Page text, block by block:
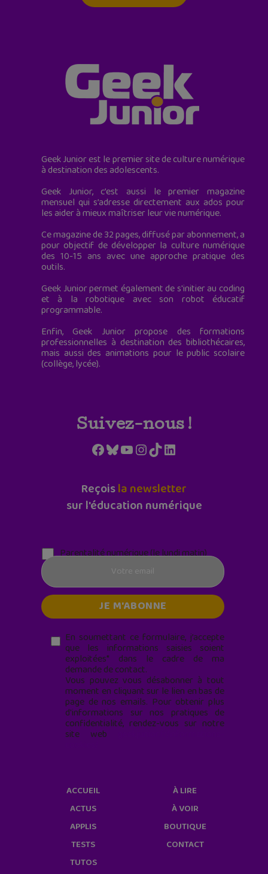
Geek Junior est le premier site de culture numérique
à destination des adolescents.
Geek Junior, c’est aussi le premier magazine
mensuel qui s’adresse directement aux ados pour
les aider à mieux maîtriser leur vie numérique.
Ce magazine de 32 pages, diffusé par abonnement, a
pour objectif de développer la culture numérique
des 10-15 ans avec une approche pratique des
outils.
Geek Junior permet également de s'initier au coding
et à la robotique avec son robot éducatif
programmable.
Enfin, Geek Junior propose des formations
professionnelles à destination des bibliothécaires,
mais aussi des animations pour le public scolaire
(collège, lycée).
Suivez-nous !
Facebook
Bluesky
YouTube
Instagram
TikTokLinkedIn
Reçoisla newsletter
sur l'éducation numérique
Parentalité numérique (le lundi matin)
En soumettant ce formulaire, j’accepte
que les informations saisies soient
exploitées* dans le cadre de ma
demande de contact.
Vous pouvez vous désabonner à tout
moment en cliquant sur le lien en bas de
page de nos emails. Pour obtenir plus
d'informations sur nos pratiques de
confidentialité, rendez-vous sur notre
site web
ACCUEIL
ACTUS
APPLIS
TESTS
TUTOS
À LIRE
À VOIR
BOUTIQUE
CONTACT